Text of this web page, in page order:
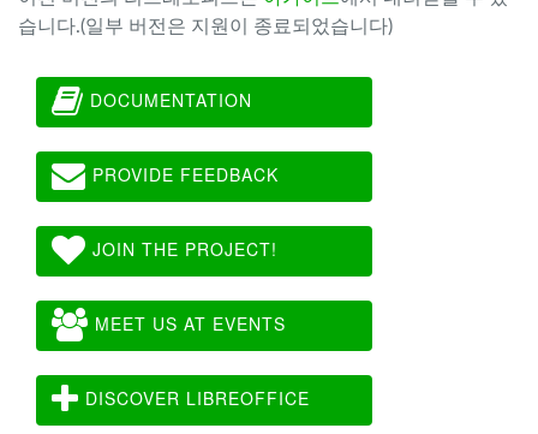
습니다.(일부 버전은 지원이 종료되었습니다)
DOCUMENTATION
PROVIDE FEEDBACK
JOIN THE PROJECT!
MEET US AT EVENTS
DISCOVER LIBREOFFICE